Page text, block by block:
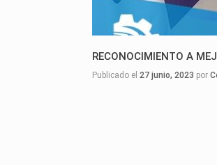
RECONOCIMIENTO A
Publicado el 27 junio, 2023 por